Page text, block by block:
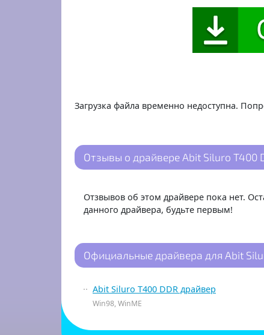
Загрузка файла временно недоступна.
Отзывы о драйвере Abit Siluro T400
Отзвывов об этом драйвере пока нет.
данного драйвера, будьте первым!
Официальные драйвера для Abit
Abit Siluro T400 DDR драйвер
Win98, WinME